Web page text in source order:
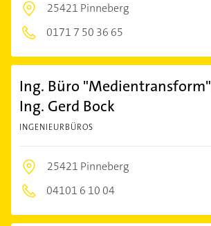
25421 Pinneberg
0171 7 50 36 65
Ing. Büro
Ing. Gerd Bock
INGENIEURBÜROS
25421 Pinneberg
04101 6 10 04